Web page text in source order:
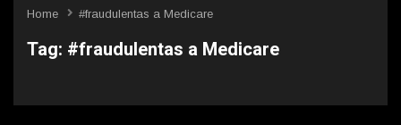
Home #fraudulentas a Medicare
Tag: #fraudulentas a Medicare